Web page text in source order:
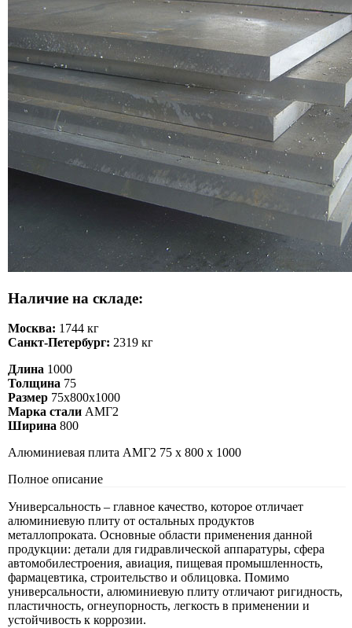
Наличие на складе:
Москва: 1744 кг
Санкт-Петербург: 2319 кг
Длина 1000
Толщина 75
Размер 75х800х1000
Марка стали АМГ2
Ширина 800
Алюминиевая плита АМГ2 75 х 800 х 1000
Полное описание
Универсальность – главное качество, которое отличает
алюминиевую плиту от остальных продуктов
металлопроката. Основные области применения данной
продукции: детали для гидравлической аппаратуры, сфера
автомобилестроения, авиация, пищевая промышленность,
фармацевтика, строительство и облицовка. Помимо
универсальности, алюминиевую плиту отличают ригидность,
пластичность, огнеупорность, легкость в применении и
устойчивость к коррозии.